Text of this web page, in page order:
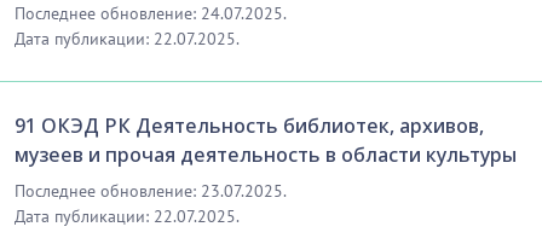
Последнее обновление: 24.07.2025.
Дата публикации: 22.07.2025.
91 ОКЭД РК Деятельность библиотек, архивов,
музеев и прочая деятельность в области культуры
Последнее обновление: 23.07.2025.
Дата публикации: 22.07.2025.